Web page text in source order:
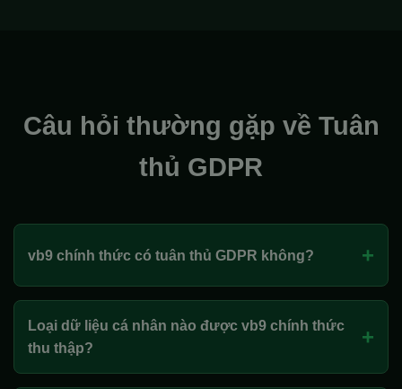
Câu hỏi thường gặp về Tuân
thủ GDPR
vb9 chính thức có tuân thủ GDPR không? +
Loại dữ liệu cá nhân nào được vb9 chính thức
thu thập?
+